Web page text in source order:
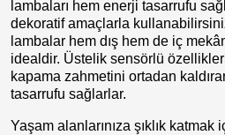
lambaları hem enerji tasarrufu
dekoratif amaçlarla
lambalar hem dış hem de iç
idealdir. Üstelik sensörlü
kapama zahmetini ortadan
tasarrufu sağlarlar.
Yaşam alanlarınıza şıklık katmak